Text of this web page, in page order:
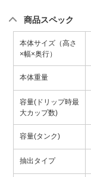
商品スペック
本体サイズ（高さ
×幅×奥行）
本体重量
容量(ドリップ時最
大カップ数)
容量(タンク)
抽出タイプ